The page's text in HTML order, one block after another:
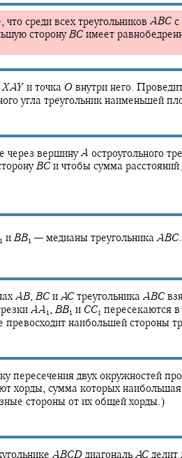
среди всех треугольников ABC с
сторонуBC имеет
XAY и точка O внутри него.
угла треугольник наименьшей
через вершинуA остроугольного
BC и чтобы сумма
1 и BB1 — медианы треугольника ABC.
AB, BC и AC треугольника ABC
AA 1 , BB1 и CC1 пересекаются
превосходит наибольшей стороны
пересечения двух окружностей
хорды, сумма которых
стороны от их общей хорды.)
ABCDдиагональ ACделит